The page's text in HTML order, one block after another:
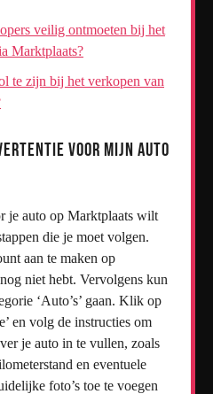
veilig ontmoeten bij het
Marktplaats?
te zijn bij het verkopen van
voor mijn auto
je auto op Marktplaats wilt
die je moet volgen.
aan te maken op
niet hebt. Vervolgens kun
‘Auto’s’ gaan. Klik op
en volg de instructies om
je auto in te vullen, zoals
en eventuele
foto’s toe te voegen